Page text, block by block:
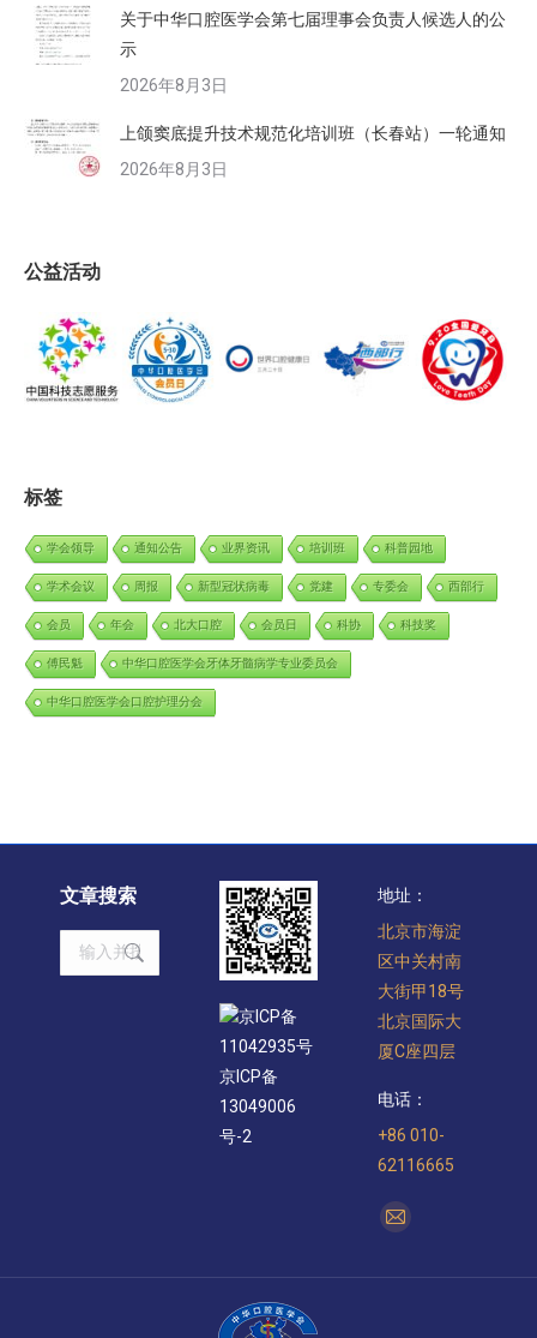
关于中华口腔医学会第七届理事会负责人候选人的公
示
2026年8月3日
上颌窦底提升技术规范化培训班（长春站）一轮通知
2026年8月3日
公益活动
标签
学会领导 通知公告 业界资讯 培训班 科普园地
学术会议 周报 新型冠状病毒 党建 专委会 西部行
会员 年会 北大口腔 会员日 科协 科技奖
傅民魁 中华口腔医学会牙体牙髓病学专业委员会
中华口腔医学会口腔护理分会
文章搜索
Search:
京ICP备
11042935号
京ICP备
13049006
号-2
地址：
北京市海淀
区中关村南
大街甲18号
北京国际大
厦C座四层
电话：
+86 010-
62116665
找到我们：
Mail